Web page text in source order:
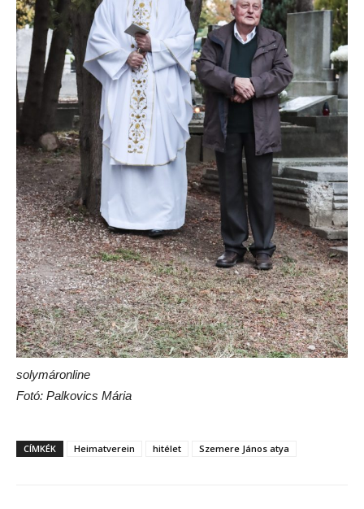
solymáronline
Fotó: Palkovics Mária
CÍMKÉK Heimatverein hitélet Szemere János atya